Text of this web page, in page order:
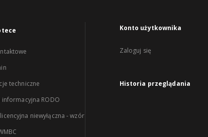
techniczne
informacyjna RODO
niewyłączna - wzór
Konto użytkownika
Zaloguj się
Historia przeglądania